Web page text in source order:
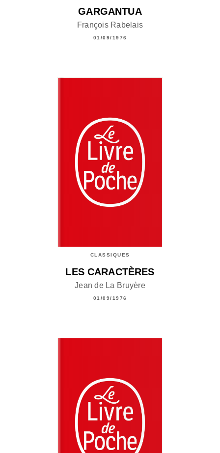
GARGANTUA
François Rabelais
01/09/1976
CLASSIQUES
LES CARACTÈRES
Jean de La Bruyère
01/09/1976